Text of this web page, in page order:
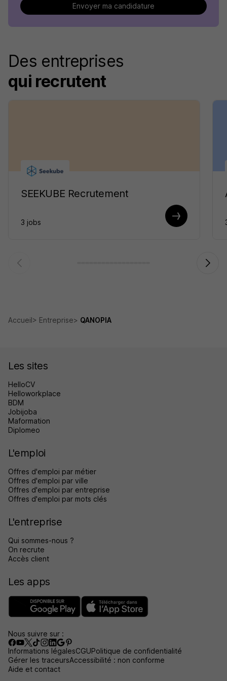
Envoyer ma candidature
Des entreprises
qui recrutent
SEEKUBE Recrutement
3 jobs
Accueil Entreprise QANOPIA
Les sites
HelloCV
Helloworkplace
BDM
Jobijoba
Maformation
Diplomeo
L'emploi
Offres d'emploi par métier
Offres d'emploi par ville
Offres d'emploi par entreprise
Offres d'emploi par mots clés
L'entreprise
Qui sommes-nous ?
On recrute
Accès client
Les apps
Nous suivre sur :
Informations légalesCGUPolitique de confidentialité
Gérer les traceursAccessibilité : non conforme
Aide et contact